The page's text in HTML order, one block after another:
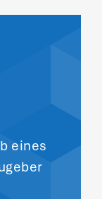
eines